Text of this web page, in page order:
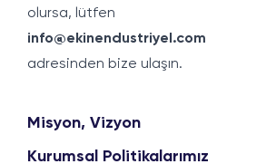
Misyon, Vizyon
Kurumsal Politikalarımız
olursa, lütfen
info@ekinendustriyel.com
adresinden bize ulaşın.